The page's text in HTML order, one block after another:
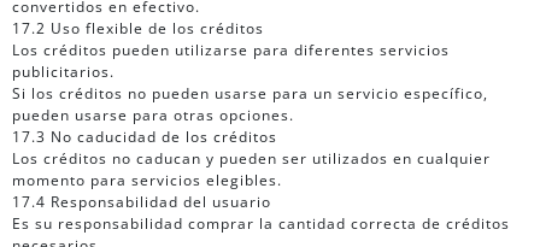
convertidos en efectivo.
17.2 Uso flexible de los créditos
Los créditos pueden utilizarse para diferentes servicios
publicitarios.
Si los créditos no pueden usarse para un servicio específico,
pueden usarse para otras opciones.
17.3 No caducidad de los créditos
Los créditos no caducan y pueden ser utilizados en cualquier
momento para servicios elegibles.
17.4 Responsabilidad del usuario
Es su responsabilidad comprar la cantidad correcta de créditos